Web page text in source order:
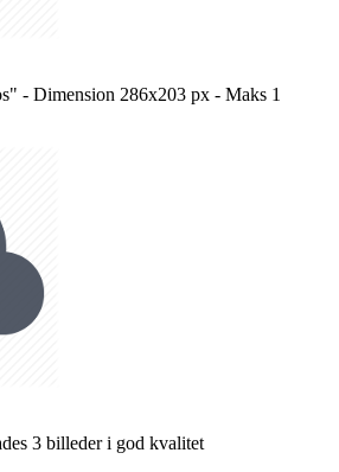
- Dimension 286x203 px - Maks 1
3 billeder i god kvalitet